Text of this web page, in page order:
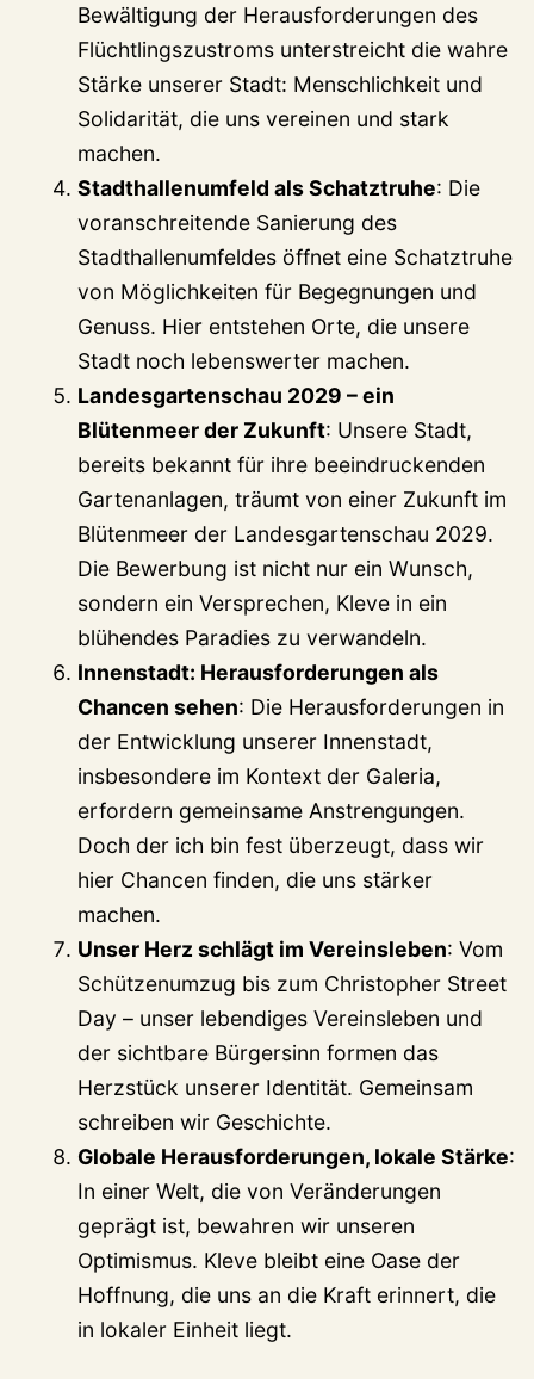
Bewältigung der Herausforderungen des
Flüchtlingszustroms unterstreicht die wahre
Stärke unserer Stadt: Menschlichkeit und
Solidarität, die uns vereinen und stark
machen.
Stadthallenumfeld als Schatztruhe: Die
voranschreitende Sanierung des
Stadthallenumfeldes öffnet eine Schatztruhe
von Möglichkeiten für Begegnungen und
Genuss. Hier entstehen Orte, die unsere
Stadt noch lebenswerter machen.
Landesgartenschau 2029 – ein
Blütenmeer der Zukunft: Unsere Stadt,
bereits bekannt für ihre beeindruckenden
Gartenanlagen, träumt von einer Zukunft im
Blütenmeer der Landesgartenschau 2029.
Die Bewerbung ist nicht nur ein Wunsch,
sondern ein Versprechen, Kleve in ein
blühendes Paradies zu verwandeln.
Innenstadt: Herausforderungen als
Chancen sehen: Die Herausforderungen in
der Entwicklung unserer Innenstadt,
insbesondere im Kontext der Galeria,
erfordern gemeinsame Anstrengungen.
Doch der ich bin fest überzeugt, dass wir
hier Chancen finden, die uns stärker
machen.
Unser Herz schlägt im Vereinsleben: Vom
Schützenumzug bis zum Christopher Street
Day – unser lebendiges Vereinsleben und
der sichtbare Bürgersinn formen das
Herzstück unserer Identität. Gemeinsam
schreiben wir Geschichte.
Globale Herausforderungen, lokale Stärke:
In einer Welt, die von Veränderungen
geprägt ist, bewahren wir unseren
Optimismus. Kleve bleibt eine Oase der
Hoffnung, die uns an die Kraft erinnert, die
in lokaler Einheit liegt.